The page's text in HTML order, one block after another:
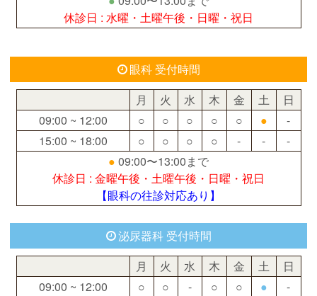
休診日 : 水曜・土曜午後・日曜・祝日
眼科 受付時間
月
火 水 木 金 土
日
09:00 ~ 12:00
○ ○ ○ ○ ○ ●
-
15:00 ~ 18:00
○ ○ ○ ○ - -
-
● 09:00〜13:00まで
休診日 : 金曜午後・土曜午後・日曜・祝日
【眼科の往診対応あり】
泌尿器科 受付時間
月
火 水 木 金 土
日
09:00 ~ 12:00
○ ○ - ○ ○ ●
-